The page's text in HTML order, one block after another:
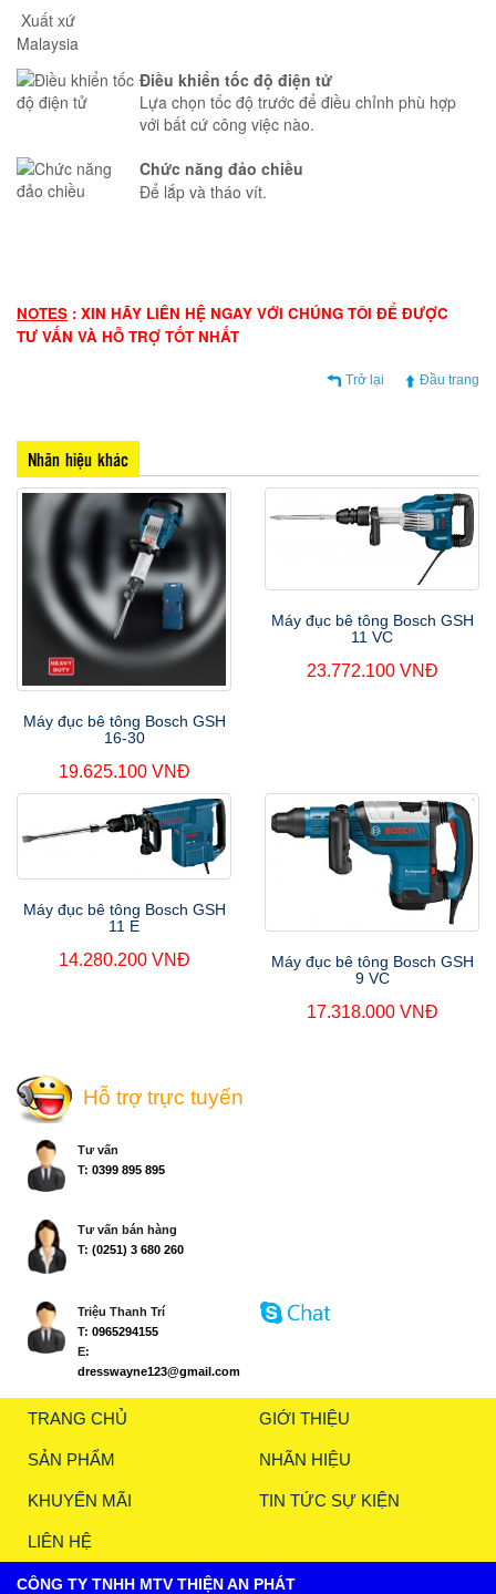
Xuất xứ
Malaysia
Điều khiển tốc độ điện tử
Lựa chọn tốc độ trước để điều chỉnh phù hợp
với bất cứ công việc nào.
Chức năng đảo chiều
Để lắp và tháo vít.
NOTES : XIN HÃY LIÊN HỆ NGAY VỚI CHÚNG TÔI ĐỂ ĐƯỢC
TƯ VẤN VÀ HỖ TRỢ TỐT NHẤT
Trở lại Đầu trang
Nhãn hiệu khác
Máy đục bê tông Bosch GSH
16-30
19.625.100 VNĐ
Máy đục bê tông Bosch GSH
11 VC
23.772.100 VNĐ
Máy đục bê tông Bosch GSH
11 E
14.280.200 VNĐ
Máy đục bê tông Bosch GSH
9 VC
17.318.000 VNĐ
Hỗ trợ trực tuyến
Tư vấn
T: 0399 895 895
Tư vấn bán hàng
T: (0251) 3 680 260
Triệu Thanh Trí
T: 0965294155
E:
dresswayne123@gmail.com
TRANG CHỦ GIỚI THIỆU
SẢN PHẨM NHÃN HIỆU
KHUYẾN MÃI TIN TỨC SỰ KIỆN
LIÊN HỆ
CÔNG TY TNHH MTV THIỆN AN PHÁT